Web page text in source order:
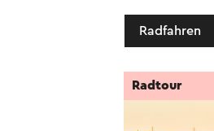
Radfahren
Radtour